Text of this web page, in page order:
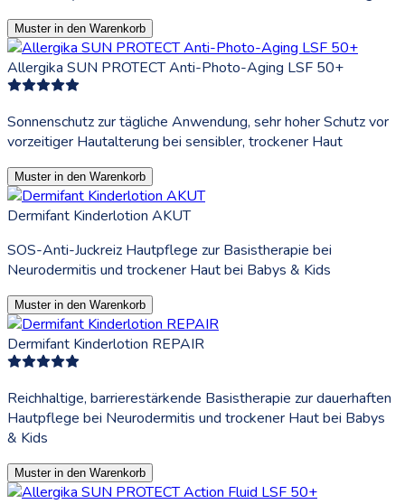
Muster in den Warenkorb
Allergika SUN PROTECT Anti-Photo-Aging LSF 50+
Sonnenschutz zur tägliche Anwendung, sehr hoher Schutz vor
vorzeitiger Hautalterung bei sensibler, trockener Haut
Muster in den Warenkorb
Dermifant Kinderlotion AKUT
SOS-Anti-Juckreiz Hautpflege zur Basistherapie bei
Neurodermitis und trockener Haut bei Babys & Kids
Muster in den Warenkorb
Dermifant Kinderlotion REPAIR
Reichhaltige, barrierestärkende Basistherapie zur dauerhaften
Hautpflege bei Neurodermitis und trockener Haut bei Babys
& Kids
Muster in den Warenkorb